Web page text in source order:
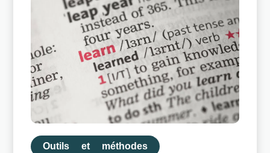
Outils et méthodes